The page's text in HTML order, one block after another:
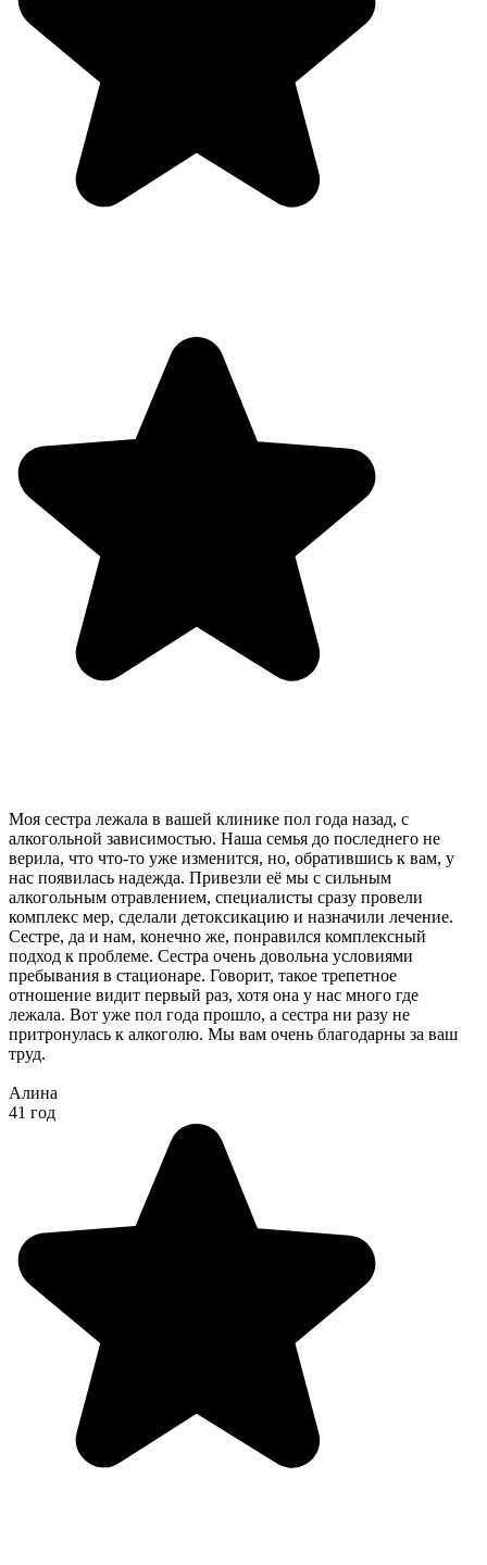
Моя сестра лежала в вашей клинике пол года назад, с
алкогольной зависимостью. Наша семья до последнего не
верила, что что-то уже изменится, но, обратившись к вам, у
нас появилась надежда. Привезли её мы с сильным
алкогольным отравлением, специалисты сразу провели
комплекс мер, сделали детоксикацию и назначили лечение.
Сестре, да и нам, конечно же, понравился комплексный
подход к проблеме. Сестра очень довольна условиями
пребывания в стационаре. Говорит, такое трепетное
отношение видит первый раз, хотя она у нас много где
лежала. Вот уже пол года прошло, а сестра ни разу не
притронулась к алкоголю. Мы вам очень благодарны за ваш
труд.
Алина
41 год